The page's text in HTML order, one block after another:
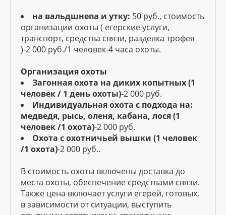
на вальдшнепа и утку: 50 руб., стоимость
организации охоты ( егерские услуги,
транспорт, средства связи, разделка трофея
)-2 000 руб./1 человек-4 часа охоты.
Организация охоты
Загонная охота на диких копытных (1
человек / 1 день охоты)-2 000 руб.
Индивидуальная охота с подхода на:
медведя, рысь, оленя, кабана, лося (1
человек /1 охота)-2 000 руб.
Охота с охотничьей вышки (1 человек
/1 охота)-2 000 руб..
В стоимость охоты включены доставка до
места охоты, обеспечение средствами связи.
Также цена включает услуги егерей, готовых,
в зависимости от ситуации, выступить